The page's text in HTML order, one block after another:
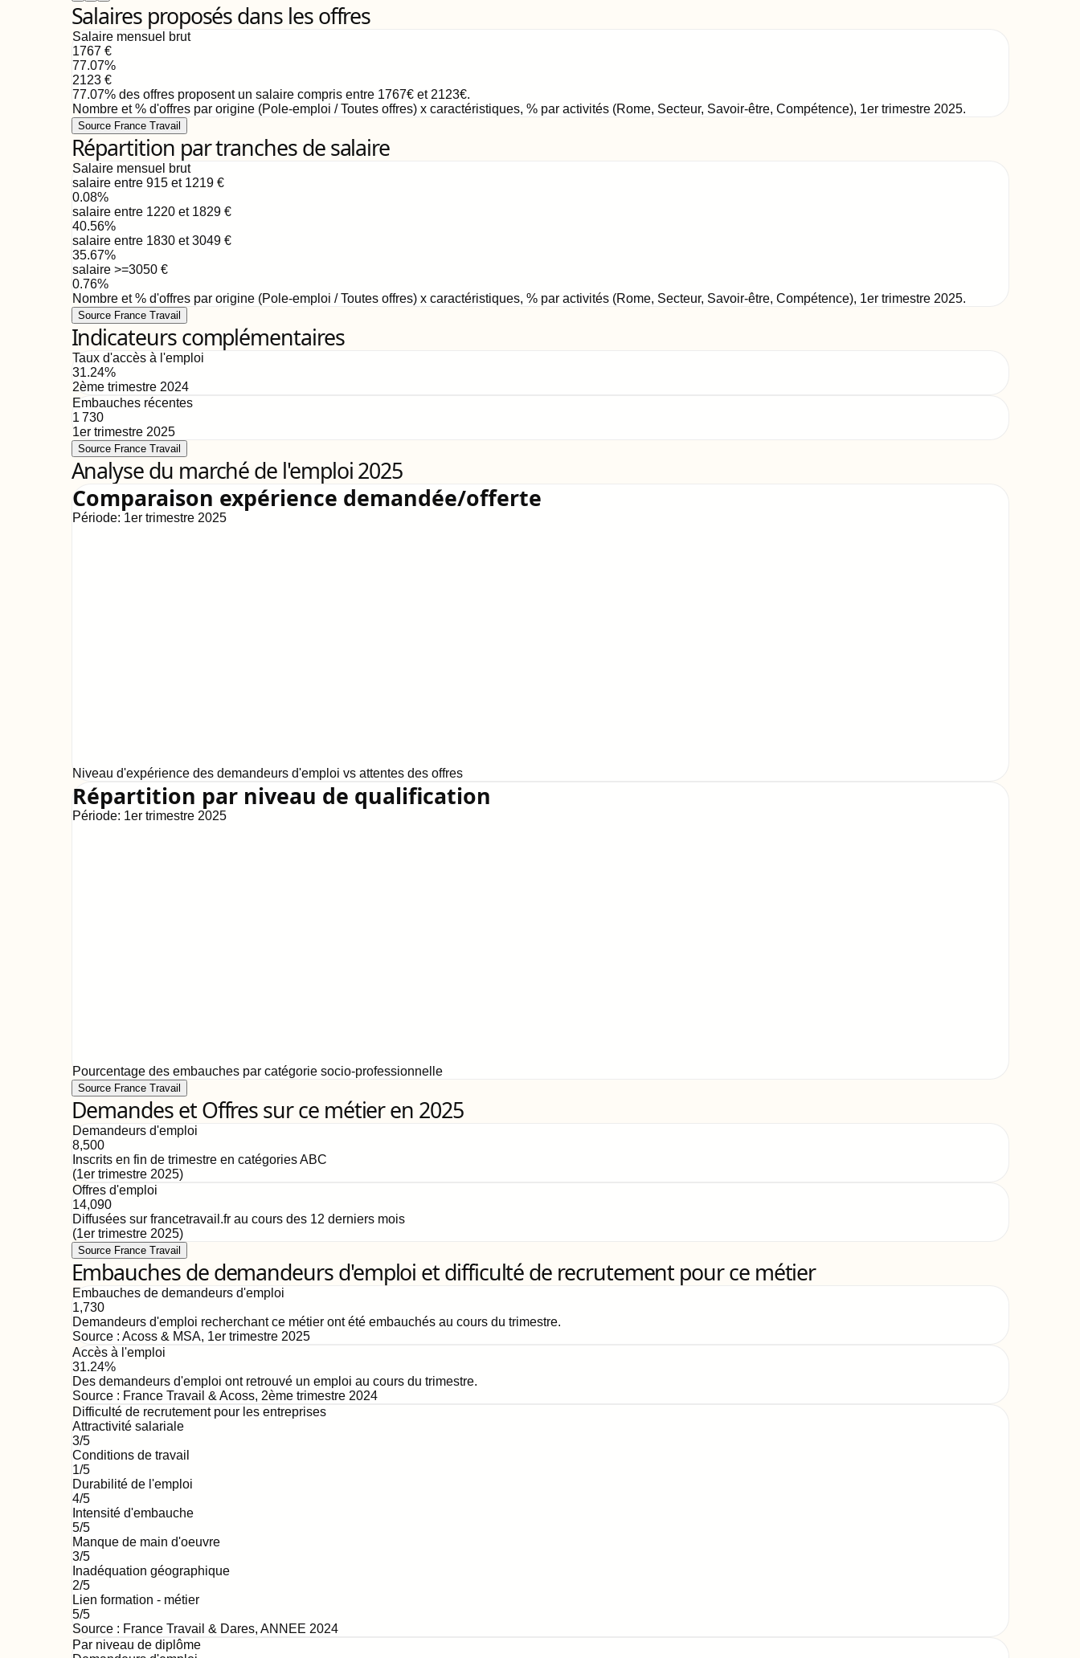
Salaires proposés dans les offres
Salaire mensuel brut
1767 €
77.07%
2123€
77.07% des offres proposent un salaire compris entre 1767€et 2123€.
Nombre et % d'offres par origine (Pole-emploi / Toutes offres) x caractéristiques, % par activités (Rome, Secteur, Savoir-être, Compétence), 1er trimestre 2025.
Source France Travail
Répartition par tranches de salaire
Salaire mensuel brut
salaire entre 915 et 1219€
0.08%
salaire entre 1220 et 1829€
40.56%
salaire entre 1830 et 3049€
35.67%
salaire >=3050€
0.76%
Nombre et % d'offres par origine (Pole-emploi / Toutes offres) x caractéristiques, % par activités (Rome, Secteur, Savoir-être, Compétence), 1er trimestre 2025.
Source France Travail
Indicateurs complémentaires
Taux d'accès à l'emploi
31.24%
2ème trimestre 2024
Embauches récentes
1 730
1er trimestre 2025
Source France Travail
Analyse du marché de l'emploi 2025
Comparaison expérience demandée/offerte
Période: 1er trimestre 2025
Niveau d'expérience des demandeurs d'emploi vs attentes des offres
Répartition par niveau de qualification
Période: 1er trimestre 2025
Pourcentage des embauches par catégorie socio-professionnelle
Source France Travail
Demandes et Offres sur ce métier en 2025
Demandeurs d'emploi
8,500
Inscrits en fin de trimestre en catégories ABC
(1er trimestre 2025)
Offres d'emploi
14,090
Diffusées sur francetravail.fr au cours des 12 derniers mois
(1er trimestre 2025)
Source France Travail
Embauches de demandeurs d'emploi et difficulté de recrutement pour ce métier
Embauches de demandeurs d'emploi
1,730
Demandeurs d'emploi recherchant ce métier ont été embauchés au cours du trimestre.
Source : Acoss & MSA, 1er trimestre 2025
Accès à l'emploi
31.24%
Des demandeurs d'emploi ont retrouvé un emploi au cours du trimestre.
Source : France Travail & Acoss, 2ème trimestre 2024
Difficulté de recrutement pour les entreprises
Attractivité salariale
3/5
Conditions de travail
1/5
Durabilité de l'emploi
4/5
Intensité d'embauche
5/5
Manque de main d'oeuvre
3/5
Inadéquation géographique
2/5
Lien formation - métier
5/5
Source : France Travail & Dares, ANNEE 2024
Par niveau de diplôme